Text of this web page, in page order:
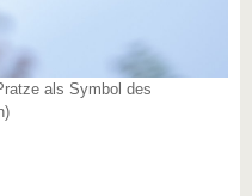
als Symbol des